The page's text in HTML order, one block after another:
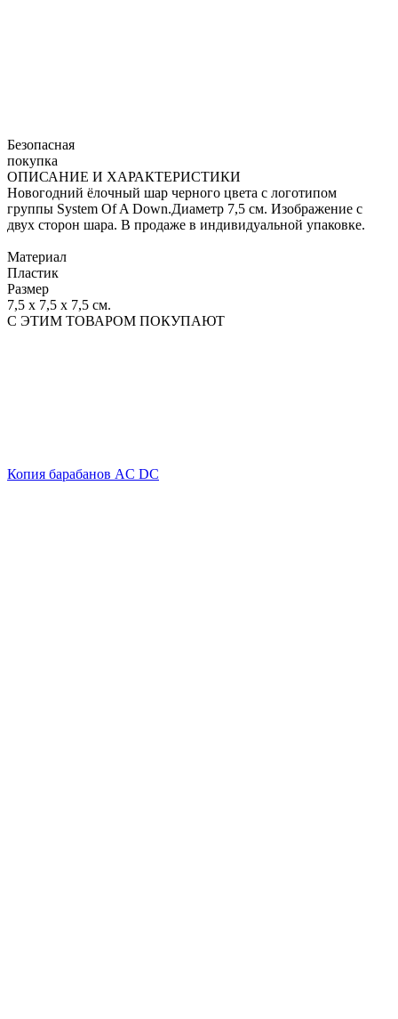
Безопасная
покупка
ОПИСАНИЕ И ХАРАКТЕРИСТИКИ
Новогодний ёлочный шар черного цвета с логотипом
группы System Of A Down.Диаметр 7,5 см. Изображение с
двух сторон шара. В продаже в индивидуальной упаковке.
Материал
Пластик
Размер
7,5 х 7,5 х 7,5 см.
С ЭТИМ ТОВАРОМ ПОКУПАЮТ
Копия барабанов AC DC